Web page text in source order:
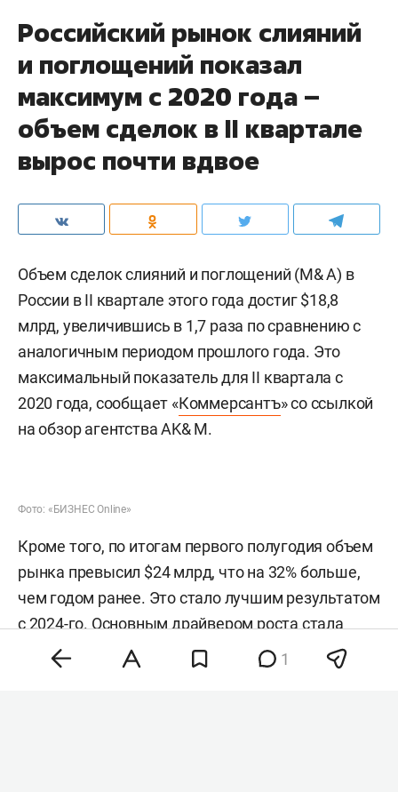
Российский рынок слияний
и поглощений показал
максимум с 2020 года –
объем сделок в II квартале
вырос почти вдвое
Объем сделок слияний и поглощений (M& A) в
России в II квартале этого года достиг $18,8
млрд, увеличившись в 1,7 раза по сравнению с
аналогичным периодом прошлого года. Это
максимальный показатель для II квартала с
2020 года, сообщает «Коммерсантъ» со ссылкой
на обзор агентства AK& M.
Фото: «БИЗНЕС Online»
Кроме того, по итогам первого полугодия объем
рынка превысил $24 млрд, что на 32% больше,
чем годом ранее. Это стало лучшим результатом
с 2024-го. Основным драйвером роста стала
активность государства по приобретению и
1